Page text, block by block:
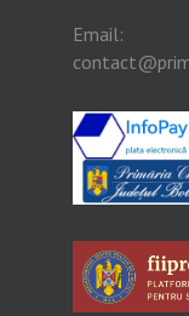
Email: